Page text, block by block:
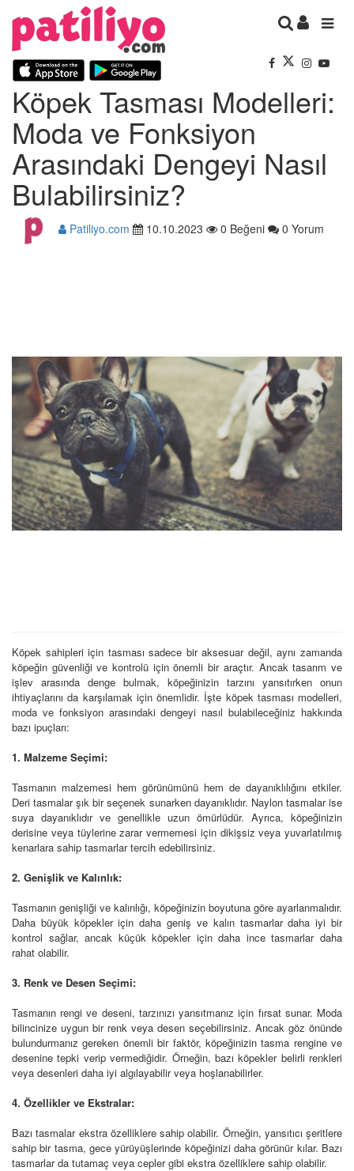
Köpek Tasması Modelleri:
Moda ve Fonksiyon
Arasındaki Dengeyi Nasıl
Bulabilirsiniz?
Patiliyo.com 10.10.2023 0 Beğeni 0 Yorum
Köpek sahipleri için tasması sadece bir aksesuar değil, aynı zamanda
köpeğin güvenliği ve kontrolü için önemli bir araçtır. Ancak tasarım ve
işlev arasında denge bulmak, köpeğinizin tarzını yansıtırken onun
ihtiyaçlarını da karşılamak için önemlidir. İşte köpek tasması modelleri,
moda ve fonksiyon arasındaki dengeyi nasıl bulabileceğiniz hakkında
bazı ipuçları:
1. Malzeme Seçimi:
Tasmanın malzemesi hem görünümünü hem de dayanıklılığını etkiler.
Deri tasmalar şık bir seçenek sunarken dayanıklıdır. Naylon tasmalar ise
suya dayanıklıdır ve genellikle uzun ömürlüdür. Ayrıca, köpeğinizin
derisine veya tüylerine zarar vermemesi için dikişsiz veya yuvarlatılmış
kenarlara sahip tasmarlar tercih edebilirsiniz.
2. Genişlik ve Kalınlık:
Tasmanın genişliği ve kalınlığı, köpeğinizin boyutuna göre ayarlanmalıdır.
Daha büyük köpekler için daha geniş ve kalın tasmarlar daha iyi bir
kontrol sağlar, ancak küçük köpekler için daha ince tasmarlar daha
rahat olabilir.
3. Renk ve Desen Seçimi:
Tasmanın rengi ve deseni, tarzınızı yansıtmanız için fırsat sunar. Moda
bilincinize uygun bir renk veya desen seçebilirsiniz. Ancak göz önünde
bulundurmanız gereken önemli bir faktör, köpeğinizin tasma rengine ve
desenine tepki verip vermediğidir. Örneğin, bazı köpekler belirli renkleri
veya desenleri daha iyi algılayabilir veya hoşlanabilirler.
4. Özellikler ve Ekstralar:
Bazı tasmalar ekstra özelliklere sahip olabilir. Örneğin, yansıtıcı şeritlere
sahip bir tasma, gece yürüyüşlerinde köpeğinizi daha görünür kılar. Bazı
tasmarlar da tutamaç veya cepler gibi ekstra özelliklere sahip olabilir.